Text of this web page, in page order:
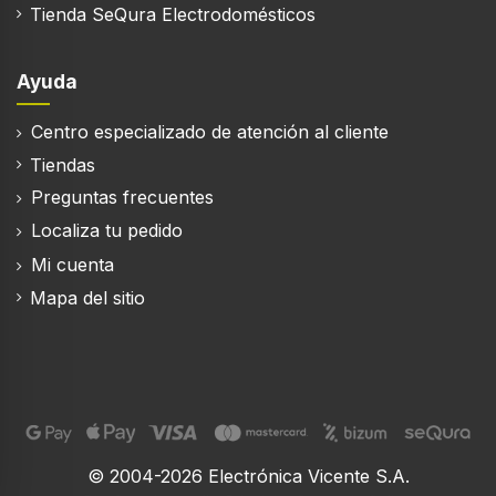
Tienda SeQura Electrodomésticos
Ayuda
Centro especializado de atención al cliente
Tiendas
Preguntas frecuentes
Localiza tu pedido
Mi cuenta
Mapa del sitio
© 2004-2026 Electrónica Vicente S.A.